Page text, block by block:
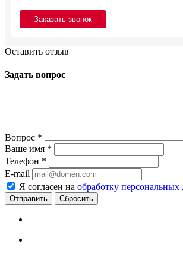
Оставить отзыв
Задать вопрос
Вопрос *
Ваше имя *
Телефон *
E-mail
Я согласен на обработку
Сбросить